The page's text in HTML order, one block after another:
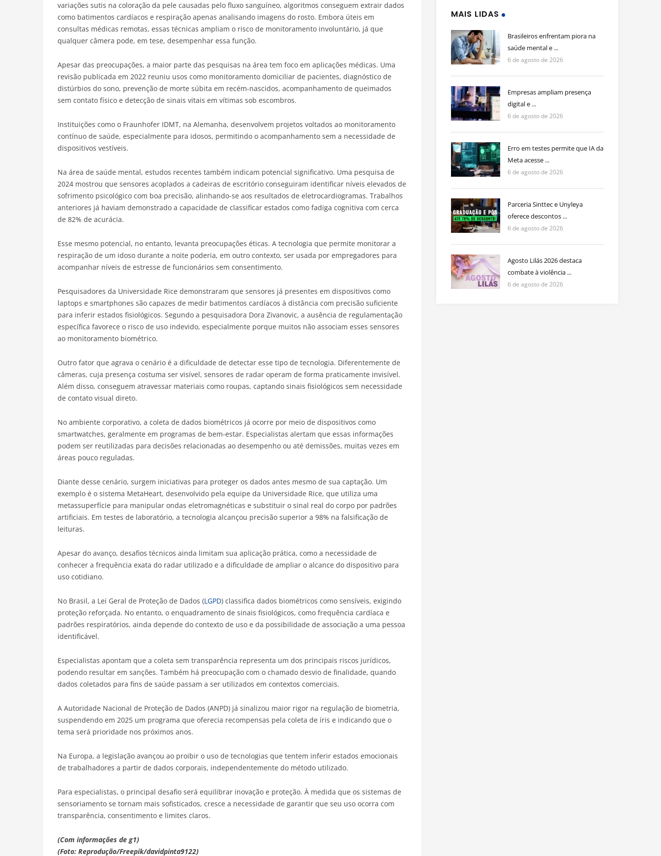
variações sutis na coloração da pele causadas pelo fluxo sanguíneo, algoritmos conseguem extrair dados
como batimentos cardíacos e respiração apenas analisando imagens do rosto. Embora úteis em
consultas médicas remotas, essas técnicas ampliam o risco de monitoramento involuntário, já que
qualquer câmera pode, em tese, desempenhar essa função.
Apesar das preocupações, a maior parte das pesquisas na área tem foco em aplicações médicas. Uma
revisão publicada em 2022 reuniu usos como monitoramento domiciliar de pacientes, diagnóstico de
distúrbios do sono, prevenção de morte súbita em recém-nascidos, acompanhamento de queimados
sem contato físico e detecção de sinais vitais em vítimas sob escombros.
Instituições como o Fraunhofer IDMT, na Alemanha, desenvolvem projetos voltados ao monitoramento
contínuo de saúde, especialmente para idosos, permitindo o acompanhamento sem a necessidade de
dispositivos vestíveis.
Na área de saúde mental, estudos recentes também indicam potencial significativo. Uma pesquisa de
2024 mostrou que sensores acoplados a cadeiras de escritório conseguiram identificar níveis elevados de
sofrimento psicológico com boa precisão, alinhando-se aos resultados de eletrocardiogramas. Trabalhos
anteriores já haviam demonstrado a capacidade de classificar estados como fadiga cognitiva com cerca
de 82% de acurácia.
Esse mesmo potencial, no entanto, levanta preocupações éticas. A tecnologia que permite monitorar a
respiração de um idoso durante a noite poderia, em outro contexto, ser usada por empregadores para
acompanhar níveis de estresse de funcionários sem consentimento.
Pesquisadores da Universidade Rice demonstraram que sensores já presentes em dispositivos como
laptops e smartphones são capazes de medir batimentos cardíacos à distância com precisão suficiente
para inferir estados fisiológicos. Segundo a pesquisadora Dora Zivanovic, a ausência de regulamentação
específica favorece o risco de uso indevido, especialmente porque muitos não associam esses sensores
ao monitoramento biométrico.
Outro fator que agrava o cenário é a dificuldade de detectar esse tipo de tecnologia. Diferentemente de
câmeras, cuja presença costuma ser visível, sensores de radar operam de forma praticamente invisível.
Além disso, conseguem atravessar materiais como roupas, captando sinais fisiológicos sem necessidade
de contato visual direto.
No ambiente corporativo, a coleta de dados biométricos já ocorre por meio de dispositivos como
smartwatches, geralmente em programas de bem-estar. Especialistas alertam que essas informações
podem ser reutilizadas para decisões relacionadas ao desempenho ou até demissões, muitas vezes em
áreas pouco reguladas.
Diante desse cenário, surgem iniciativas para proteger os dados antes mesmo de sua captação. Um
exemplo é o sistema MetaHeart, desenvolvido pela equipe da Universidade Rice, que utiliza uma
metassuperfície para manipular ondas eletromagnéticas e substituir o sinal real do corpo por padrões
artificiais. Em testes de laboratório, a tecnologia alcançou precisão superior a 98% na falsificação de
leituras.
Apesar do avanço, desafios técnicos ainda limitam sua aplicação prática, como a necessidade de
conhecer a frequência exata do radar utilizado e a dificuldade de ampliar o alcance do dispositivo para
uso cotidiano.
No Brasil, a Lei Geral de Proteção de Dados (LGPD) classifica dados biométricos como sensíveis, exigindo
proteção reforçada. No entanto, o enquadramento de sinais fisiológicos, como frequência cardíaca e
padrões respiratórios, ainda depende do contexto de uso e da possibilidade de associação a uma pessoa
identificável.
Especialistas apontam que a coleta sem transparência representa um dos principais riscos jurídicos,
podendo resultar em sanções. Também há preocupação com o chamado desvio de finalidade, quando
dados coletados para fins de saúde passam a ser utilizados em contextos comerciais.
A Autoridade Nacional de Proteção de Dados (ANPD) já sinalizou maior rigor na regulação de biometria,
suspendendo em 2025 um programa que oferecia recompensas pela coleta de íris e indicando que o
tema será prioridade nos próximos anos.
Na Europa, a legislação avançou ao proibir o uso de tecnologias que tentem inferir estados emocionais
de trabalhadores a partir de dados corporais, independentemente do método utilizado.
Para especialistas, o principal desafio será equilibrar inovação e proteção. À medida que os sistemas de
sensoriamento se tornam mais sofisticados, cresce a necessidade de garantir que seu uso ocorra com
transparência, consentimento e limites claros.
(Com informações de g1)
(Foto: Reprodução/Freepik/davidpinta9122)
MAIS LIDAS
Brasileiros enfrentam piora na
saúde mental e ...
6 de agosto de 2026
Empresas ampliam presença
digital e ...
6 de agosto de 2026
Erro em testes permite que IA da
Meta acesse ...
6 de agosto de 2026
Parceria Sinttec e Unyleya
oferece descontos ...
6 de agosto de 2026
Agosto Lilás 2026 destaca
combate à violência ...
6 de agosto de 2026